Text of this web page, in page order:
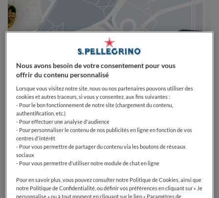
Nous avons besoin de votre consentement pour vous
offrir du contenu personnalisé
Lorsque vous visitez notre site, nous ou nos partenaires pouvons utiliser des
cookies et autres traceurs, si vous y consentez, aux fins suivantes :
- Pour le bon fonctionnement de notre site (chargement du contenu,
authentification, etc.)
- Pour effectuer une analyse d'audience
- Pour personnaliser le contenu de nos publicités en ligne en fonction de vos
centres d'intérêt
- Pour vous permettre de partager du contenu via les boutons de réseaux
sociaux
- Pour vous permettre d'utiliser notre module de chat en ligne
Pour en savoir plus, vous pouvez consulter notre Politique de Cookies, ainsi que
notre Politique de Confidentialité, ou définir vos préférences en cliquant sur « Je
personnalise » ou à tout moment en cliquant sur le lien « Paramètres de